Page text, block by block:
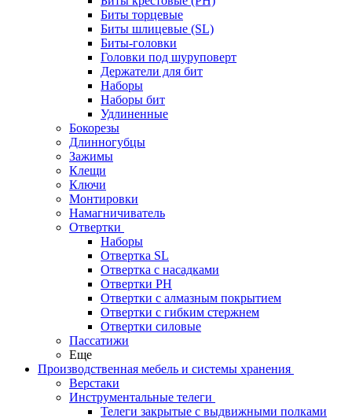
Биты торцевые
Биты шлицевые (SL)
Биты-головки
Головки под шуруповерт
Держатели для бит
Наборы
Наборы бит
Удлиненные
Бокорезы
Длинногубцы
Зажимы
Клещи
Ключи
Монтировки
Намагничиватель
Отвертки
Наборы
Отвертка SL
Отвертка с насадками
Отвертки PH
Отвертки с алмазным покрытием
Отвертки с гибким стержнем
Отвертки силовые
Пассатижи
Еще
Производственная мебель и системы хранения
Верстаки
Инструментальные телеги
Телеги закрытые с выдвижными полками